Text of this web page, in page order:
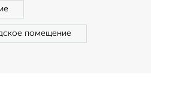
помещение